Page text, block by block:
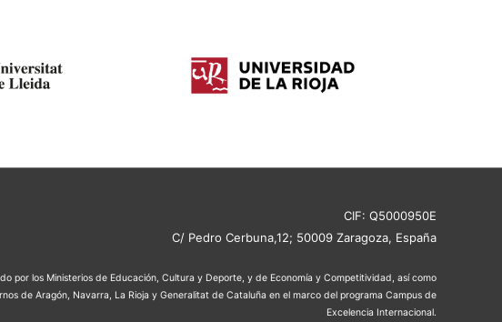
CIF: Q5000950E
C/ Pedro Cerbuna,12; 50009 Zaragoza, España
por los Ministerios de Educación, Cultura y Deporte, y de Economía y Competitividad, así como
de Aragón, Navarra, La Rioja y Generalitat de Cataluña en el marco del programa Campus de
Excelencia Internacional.